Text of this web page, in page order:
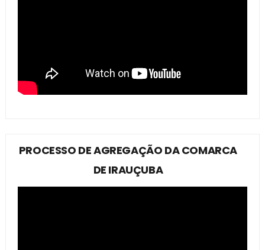
PROCESSO DE AGREGAÇÃO DA COMARCA
DE IRAUÇUBA